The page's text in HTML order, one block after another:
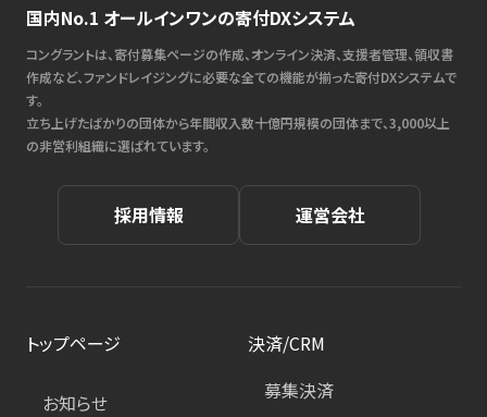
国内No.1 オールインワンの寄付DXシステム
コングラントは、寄付募集ページの作成、オンライン決済、支援者管理、領収書
作成など、ファンドレイジングに必要な全ての機能が揃った寄付DXシステムで
す。
立ち上げたばかりの団体から年間収入数十億円規模の団体まで、3,000以上
の非営利組織に選ばれています。
採用情報 運営会社
トップページ
お知らせ
決済/CRM
募集決済